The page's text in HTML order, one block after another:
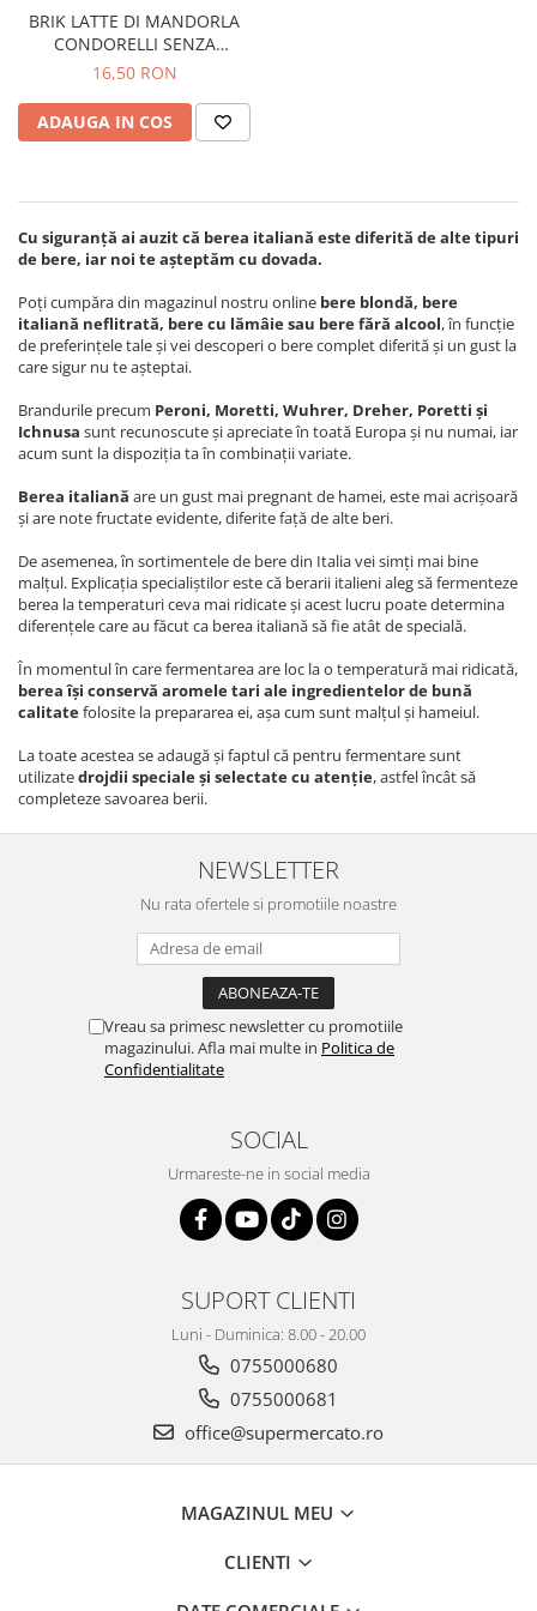
Fructe si legume din Italia
Sosuri Italiene
Sosuri paste
Mezeluri italiene
Biscuiti italieni
Prajituri, napolitane, cornuri
italiene
Bomboane italiene
Ciocolata italiana
Snacksuri italiene
Cafea italiana
Bere italiana
Vinuri italiene
Bauturi aperitive, alcoolice
Apa italiana
Sucuri si bauturi racoritoare
Panettone cozonac italian,
Pandoro si Balocco
Produse de panificatie
Produse de patiserie
Solutii curatat suprafete baie
Solutii anticalcar
Igiena casei
Solutie curatat geamuri
Degresant universal
Parfum, odorizant camera
Detergenti pardoseli
Solutii anti insecte
Femei din Italia
Spumant de baie
Antibacterian Pentru Fata sau
Maini
Servetele umede, nazale
Pasta de dinti
Apa de Gura
Igiena intima
Absorbante
Geluri intime
BRIK LATTE DI MANDORLA
CONDORELLI SENZA
ZUCCHERI 500ML
16,50 RON
ADAUGA IN COS
Cu siguranță ai auzit că berea italiană este diferită de alte tipuri
de bere, iar noi te așteptăm cu dovada.
Poți cumpăra din magazinul nostru online bere blondă, bere
italiană neflitrată, bere cu lămâie sau bere fără alcool, în funcție
de preferințele tale și vei descoperi o bere complet diferită și un gust la
care sigur nu te așteptai.
Brandurile precum Peroni, Moretti, Wuhrer, Dreher, Poretti și
Ichnusa sunt recunoscute și apreciate în toată Europa și nu numai, iar
acum sunt la dispoziția ta în combinații variate.
Berea italiană are un gust mai pregnant de hamei, este mai acrișoară
și are note fructate evidente, diferite față de alte beri.
De asemenea, în sortimentele de bere din Italia vei simți mai bine
malțul. Explicația specialiștilor este că berarii italieni aleg să fermenteze
berea la temperaturi ceva mai ridicate și acest lucru poate determina
diferențele care au făcut ca berea italiană să fie atât de specială.
În momentul în care fermentarea are loc la o temperatură mai ridicată,
berea își conservă aromele tari ale ingredientelor de bună
calitatefolosite la prepararea ei, așa cum sunt malțul și hameiul.
La toate acestea se adaugă și faptul că pentru fermentare sunt
utilizatedrojdii speciale și selectate cu atenție, astfel încât să
completeze savoarea berii.
NEWSLETTER
Nu rata ofertele si promotiile noastre
Vreau sa primesc newsletter cu promotiile
magazinului. Afla mai multe in Politica de
Confidentialitate
SOCIAL
Urmareste-ne in social media
SUPORT CLIENTI
Luni - Duminica: 8.00 - 20.00
0755000680
0755000681
office@supermercato.ro
MAGAZINUL MEU
CLIENTI